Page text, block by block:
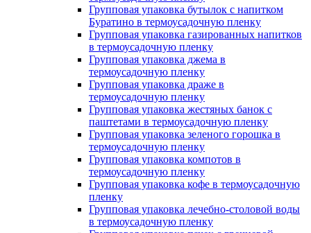
Групповая упаковка бутылок с напитком
Буратино в термоусадочную пленку
Групповая упаковка газированных напитков
в термоусадочную пленку
Групповая упаковка джема в
термоусадочную пленку
Групповая упаковка драже в
термоусадочную пленку
Групповая упаковка жестяных банок с
паштетами в термоусадочную пленку
Групповая упаковка зеленого горошка в
термоусадочную пленку
Групповая упаковка компотов в
термоусадочную пленку
Групповая упаковка кофе в термоусадочную
пленку
Групповая упаковка лечебно-столовой воды
в термоусадочную пленку